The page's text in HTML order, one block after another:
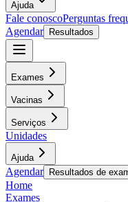
Ajuda
Fale conoscoPerguntas
Agendar
Resultados
Exames
Vacinas
Serviços
Unidades
Ajuda
Agendar Resultados de
Home
Exames